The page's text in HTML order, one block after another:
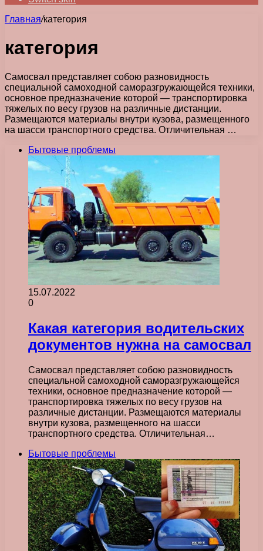
Главная/категория
категория
Самосвал представляет собою разновидность
специальной самоходной саморазгружающейся техники,
основное предназначение которой — транспортировка
тяжелых по весу грузов на различные дистанции.
Размещаются материалы внутри кузова, размещенного
на шасси транспортного средства. Отличительная …
Бытовые проблемы
15.07.2022
0
Какая категория водительских
документов нужна на самосвал
Самосвал представляет собою разновидность
специальной самоходной саморазгружающейся
техники, основное предназначение которой —
транспортировка тяжелых по весу грузов на
различные дистанции. Размещаются материалы
внутри кузова, размещенного на шасси
транспортного средства. Отличительная…
Бытовые проблемы